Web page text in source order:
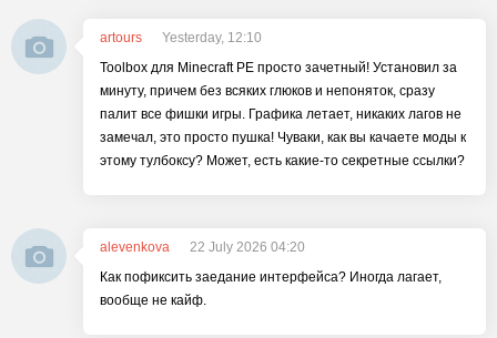
artours
Yesterday, 12:10
Toolbox для Minecraft PE просто зачетный! Установил за
минуту, причем без всяких глюков и непоняток, сразу
палит все фишки игры. Графика летает, никаких лагов не
замечал, это просто пушка! Чуваки, как вы качаете моды к
этому тулбоксу? Может, есть какие-то секретные ссылки?
alevenkova
22 July 2026 04:20
Как пофиксить заедание интерфейса? Иногда лагает,
вообще не кайф.